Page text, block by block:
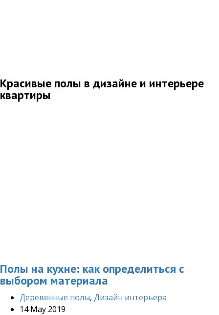
Красивые полы в дизайне и интерьере
квартиры
Полы на кухне: как определиться с
выбором материала
Деревянные полы, Дизайн интерьера
14 May 2019